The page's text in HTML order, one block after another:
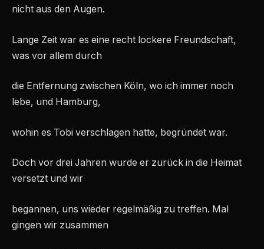
nicht aus den Augen.
Lange Zeit war es eine recht lockere Freundschaft,
was vor allem durch
die Entfernung zwischen Köln, wo ich immer noch
lebe, und Hamburg,
wohin es Tobi verschlagen hatte, begründet war.
Doch vor drei Jahren wurde er zurück in die Heimat
versetzt und wir
begannen, uns wieder regelmäßig zu treffen. Mal
gingen wir zusammen